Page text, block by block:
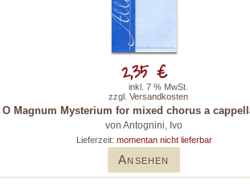
O Magnum Mysterium for mixed chorus a
von Antognini, Ivo
Lieferzeit: momentan nicht lieferbar
Ansehen
2,35 €
inkl. 7 % MwSt.
zzgl. Versandkosten